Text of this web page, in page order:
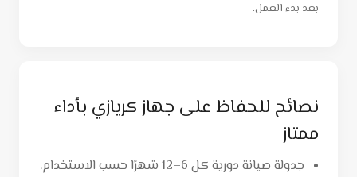
بعد بدء العمل.
نصائح للحفاظ على جهاز كريازي بأداء
ممتاز
جدولة صيانة دورية كل 6–12 شهرًا حسب الاستخدام.